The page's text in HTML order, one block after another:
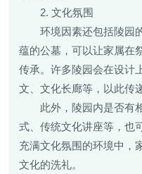
2. 文化氛围
环境因素还包括陵园
蕴的公墓，可以让家属在
传承。许多陵园会在设计
文、文化长廊等，以此传
此外，陵园内是否有
式、传统文化讲座等，也
充满文化氛围的环境中，
文化的洗礼。